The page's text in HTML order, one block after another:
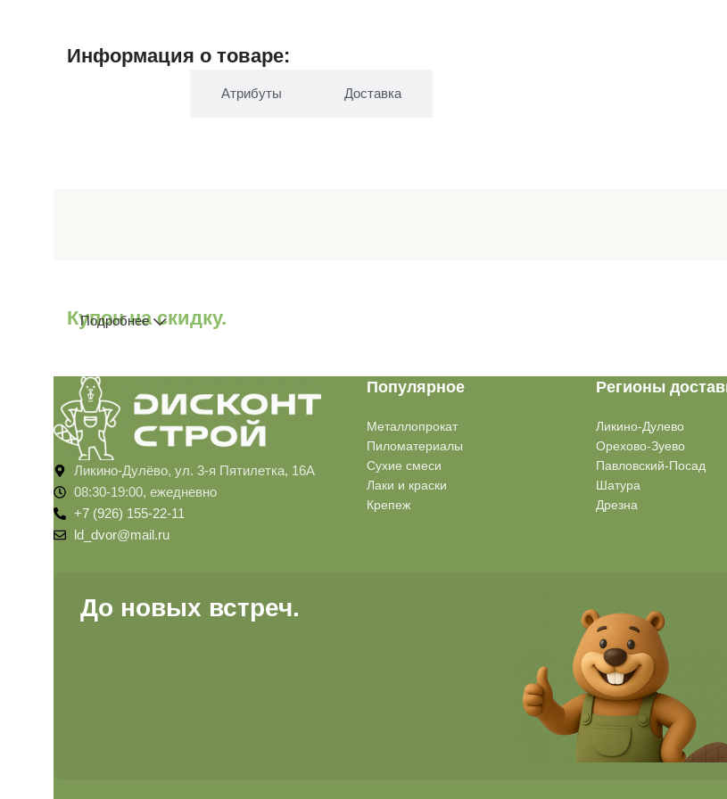
Информация о товаре:
Атрибуты Доставка
Купон на скидку.
Подробнее
Ликино-Дулёво, ул. 3-я Пятилетка, 16А
08:30-19:00, ежедневно
+7 (926) 155-22-11
ld_dvor@mail.ru
Популярное
Металлопрокат
Пиломатериалы
Сухие смеси
Лаки и краски
Крепеж
Регионы
Ликино-Дулево
Орехово-Зуево
Павловский-Посад
Шатура
Дрезна
До новых встреч.